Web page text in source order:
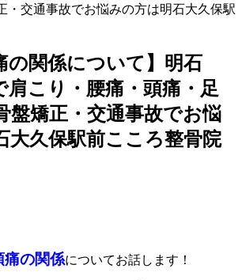
・交通事故でお悩みの方は明石大久保駅
の関係について】明石
肩こり・腰痛・頭痛・足
盤矯正・交通事故でお悩
大久保駅前こころ整骨院
痛の関係についてお話します！